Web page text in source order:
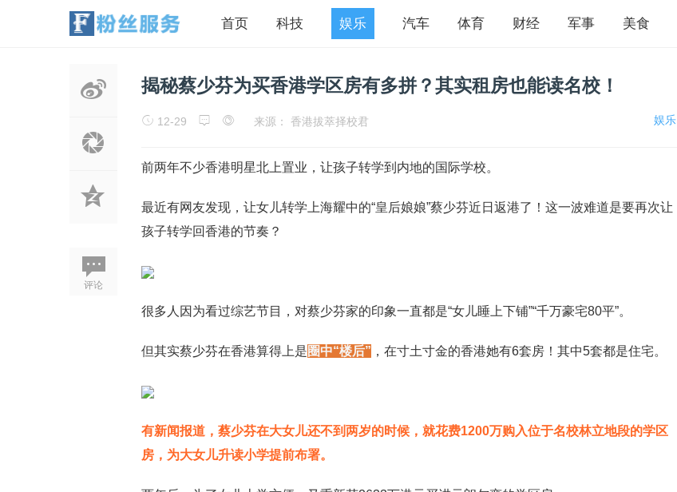
首页 科技 娱乐 汽车 体育 财经 军事 美食
评论
揭秘蔡少芬为买香港学区房有多拼？其实租房也能读名校！
娱乐
12-29 来源： 香港拔萃择校君
前两年不少香港明星北上置业，让孩子转学到内地的国际学校。
最近有网友发现，让女儿转学上海耀中的“皇后娘娘”蔡少芬近日返港了！这一波难道是要再次让
孩子转学回香港的节奏？
很多人因为看过综艺节目，对蔡少芬家的印象一直都是“女儿睡上下铺”“千万豪宅80平”。
但其实蔡少芬在香港算得上是圈中“楼后” ，在寸土寸金的香港她有6套房！其中5套都是住宅。
有新闻报道，蔡少芬在大女儿还不到两岁的时候，就花费1200万购入位于名校林立地段的学区
房，为大女儿升读小学提前布署。